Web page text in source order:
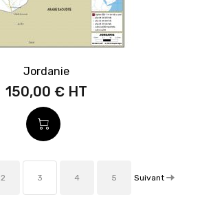
Jordanie
150,00 €
2 3 4 5 Suivant